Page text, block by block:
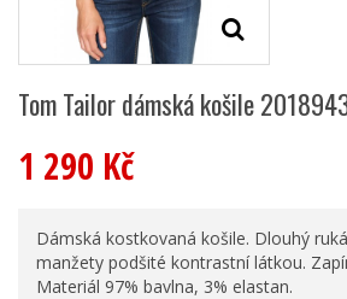
Tom Tailor dámská košile
1 290 Kč
Dámská kostkovaná košile. Dlouhý
manžety podšité kontrastní látkou.
Materiál 97% bavlna, 3% elastan.